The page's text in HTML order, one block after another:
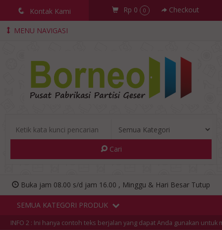
q Kontak Kami Rp 0 0 Checkout
MENU NAVIGASI
Cari
Buka jam 08.00 s/d jam 16.00 , Minggu & Hari Besar Tutup
SEMUA KATEGORI PRODUK
2 : Ini hanya contoh teks berjalan yang dapat Anda gunakan untuk